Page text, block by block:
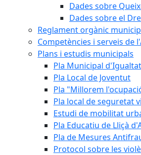
Dades sobre
Dades sobre el
Reglament orgànic
Competències i serveis de
Plans i estudis municipals
Pla Municipal
Pla Local de Joventut
Pla "Millorem
Pla local de seguretat
Estudi de mobilitat
Pla Educatiu de Lliçà
Pla de Mesures
Protocol sobre les